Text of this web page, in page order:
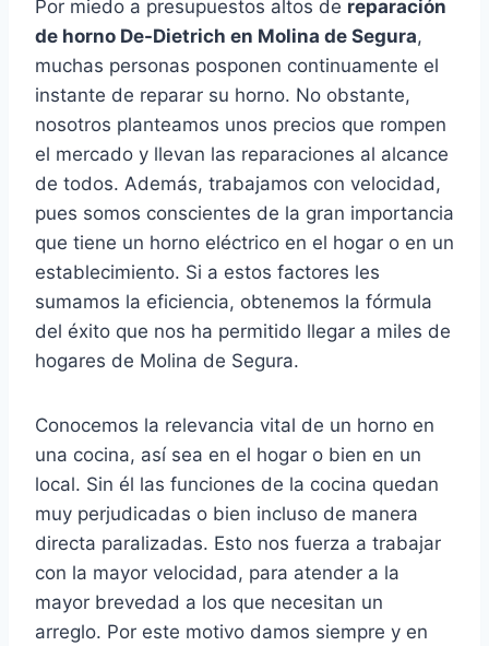
Por miedo a presupuestos altos de reparación
de horno De-Dietrich en Molina de Segura,
muchas personas posponen continuamente el
instante de reparar su horno. No obstante,
nosotros planteamos unos precios que rompen
el mercado y llevan las reparaciones al alcance
de todos. Además, trabajamos con velocidad,
pues somos conscientes de la gran importancia
que tiene un horno eléctrico en el hogar o en un
establecimiento. Si a estos factores les
sumamos la eficiencia, obtenemos la fórmula
del éxito que nos ha permitido llegar a miles de
hogares de Molina de Segura.
Conocemos la relevancia vital de un horno en
una cocina, así sea en el hogar o bien en un
local. Sin él las funciones de la cocina quedan
muy perjudicadas o bien incluso de manera
directa paralizadas. Esto nos fuerza a trabajar
con la mayor velocidad, para atender a la
mayor brevedad a los que necesitan un
arreglo. Por este motivo damos siempre y en